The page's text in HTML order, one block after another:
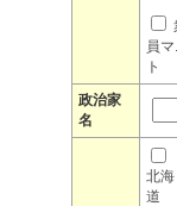
員
ト
政治家
名
北海
道